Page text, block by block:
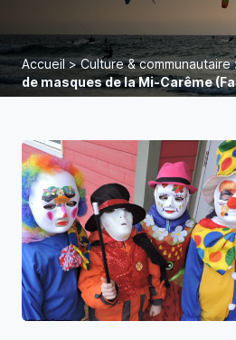
Accueil>Culture & communautaire
de masques de la Mi-Carême